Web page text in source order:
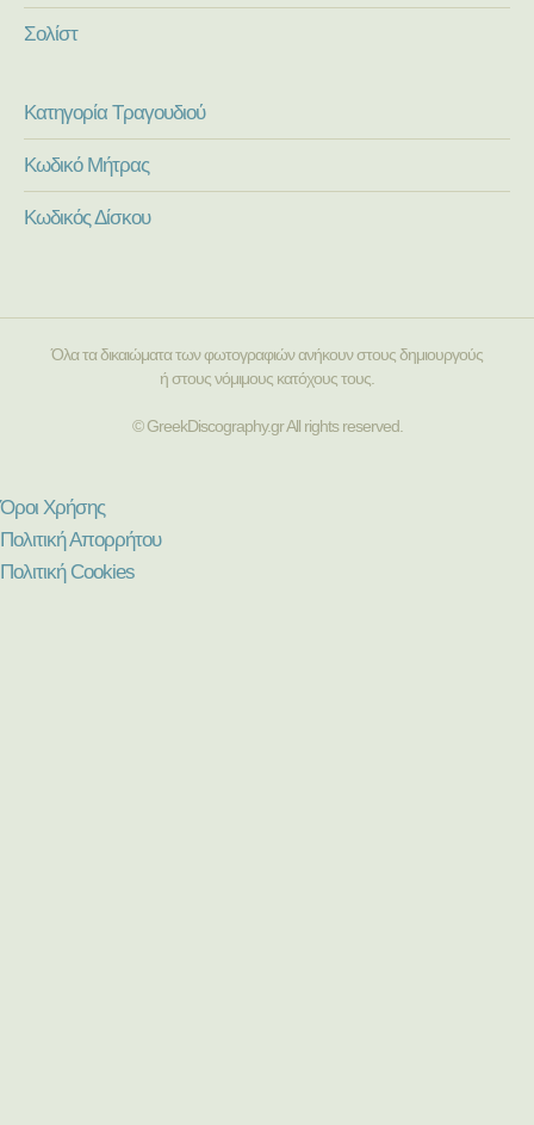
Σολίστ
Κατηγορία Τραγουδιού
Κωδικό Μήτρας
Κωδικός Δίσκου
Όλα τα δικαιώματα των φωτογραφιών ανήκουν στους δημιουργούς
ή στους νόμιμους κατόχους τους.
© GreekDiscography.gr All rights reserved.
Όροι Χρήσης
Πολιτική Απορρήτου
Πολιτική Cookies